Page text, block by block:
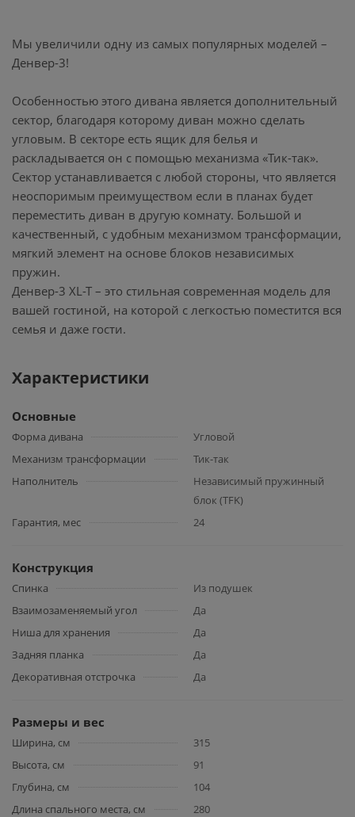
Мы увеличили одну из самых популярных моделей –
Денвер-3!
Особенностью этого дивана является дополнительный
сектор, благодаря которому диван можно сделать
угловым. В секторе есть ящик для белья и
раскладывается он с помощью механизма «Тик-так».
Сектор устанавливается с любой стороны, что является
неоспоримым преимуществом если в планах будет
переместить диван в другую комнату. Большой и
качественный, с удобным механизмом трансформации,
мягкий элемент на основе блоков независимых
пружин.
Денвер-3 XL-T – это стильная современная модель для
вашей гостиной, на которой с легкостью поместится вся
семья и даже гости.
Характеристики
Основные
Форма дивана
Угловой
Механизм трансформации
Тик-так
Наполнитель
Независимый пружинный
блок (TFK)
Гарантия, мес
24
Конструкция
Спинка
Из подушек
Взаимозаменяемый угол
Да
Ниша для хранения
Да
Задняя планка
Да
Декоративная отстрочка
Да
Размеры и вес
Ширина, см
315
Высота, см
91
Глубина, см
104
Длина спального места, см
280